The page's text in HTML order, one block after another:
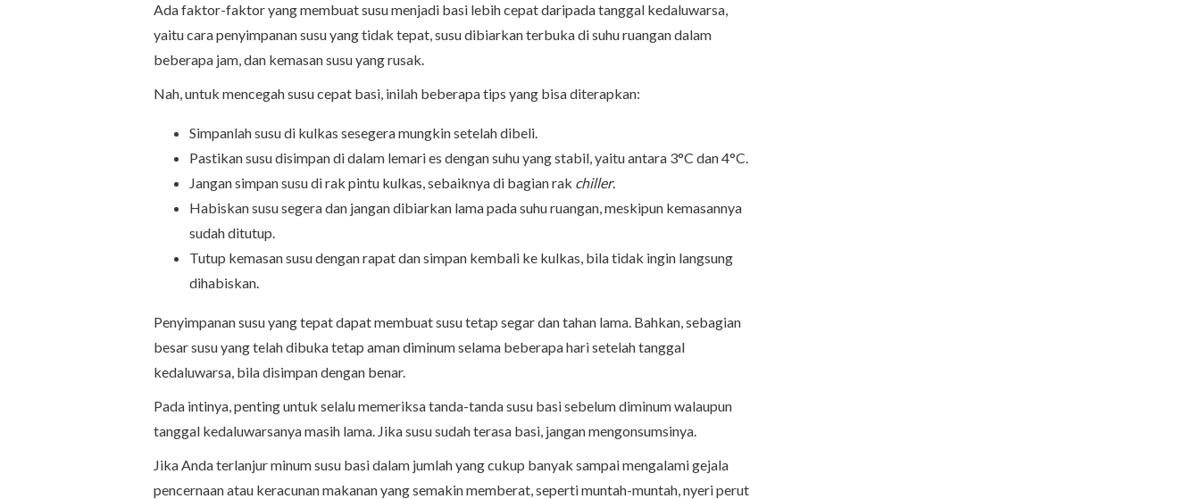
Ada faktor-faktor yang membuat susu menjadi basi lebih cepat daripada tanggal kedaluwarsa,
yaitu cara penyimpanan susu yang tidak tepat, susu dibiarkan terbuka di suhu ruangan dalam
beberapa jam, dan kemasan susu yang rusak.
Nah, untuk mencegah susu cepat basi, inilah beberapa tips yang bisa diterapkan:
Simpanlah susu di kulkas sesegera mungkin setelah dibeli.
Pastikan susu disimpan di dalam lemari es dengan suhu yang stabil, yaitu antara 3°C dan 4°C.
Jangan simpan susu di rak pintu kulkas, sebaiknya di bagian rak chiller.
Habiskan susu segera dan jangan dibiarkan lama pada suhu ruangan, meskipun kemasannya
sudah ditutup.
Tutup kemasan susu dengan rapat dan simpan kembali ke kulkas, bila tidak ingin langsung
dihabiskan.
Penyimpanan susu yang tepat dapat membuat susu tetap segar dan tahan lama. Bahkan, sebagian
besar susu yang telah dibuka tetap aman diminum selama beberapa hari setelah tanggal
kedaluwarsa, bila disimpan dengan benar.
Pada intinya, penting untuk selalu memeriksa tanda-tanda susu basi sebelum diminum walaupun
tanggal kedaluwarsanya masih lama. Jika susu sudah terasa basi, jangan mengonsumsinya.
Jika Anda terlanjur minum susu basi dalam jumlah yang cukup banyak sampai mengalami gejala
pencernaan atau keracunan makanan yang semakin memberat, seperti muntah-muntah, nyeri perut